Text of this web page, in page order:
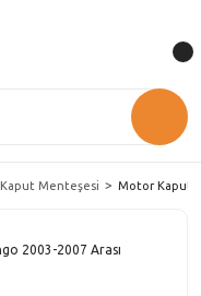
Kaput Menteşesi Motor Kaput